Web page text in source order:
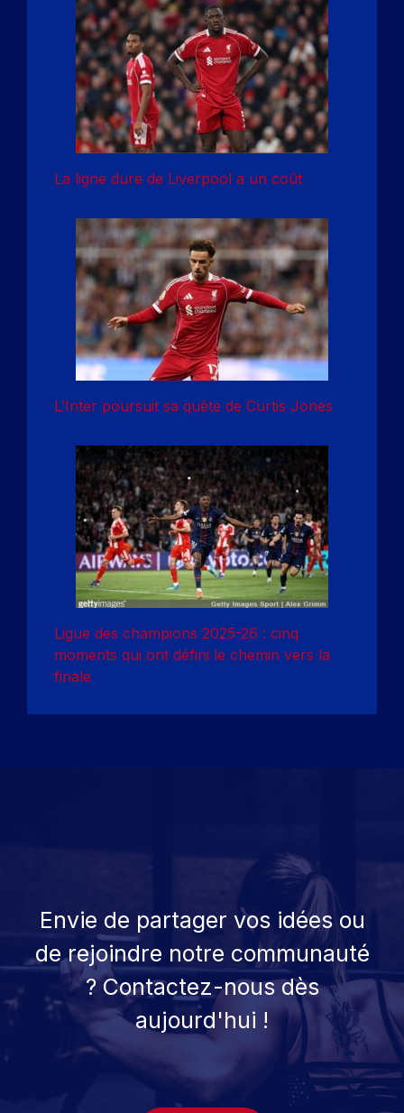
La ligne dure de Liverpool a un coût
L’Inter poursuit sa quête de Curtis Jones
Ligue des champions 2025-26 : cinq
moments qui ont défini le chemin vers la
finale
Envie de partager vos idées ou
de rejoindre notre communauté
? Contactez-nous dès
aujourd'hui !